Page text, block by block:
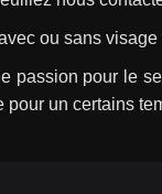
ou sans
passion pour le
pour un certains